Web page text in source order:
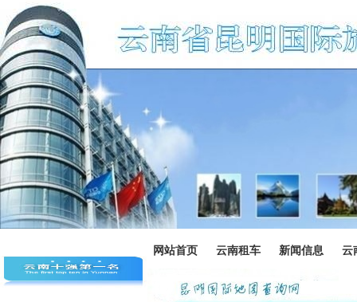
网站首页 云南租车 新闻信息 云